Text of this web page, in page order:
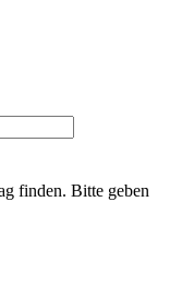
finden. Bitte geben